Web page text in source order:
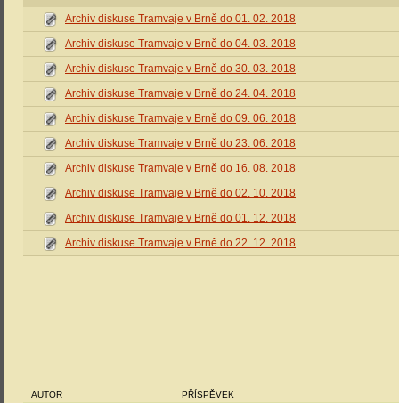
Archiv diskuse Tramvaje v Brně do 01. 02. 2018
Archiv diskuse Tramvaje v Brně do 04. 03. 2018
Archiv diskuse Tramvaje v Brně do 30. 03. 2018
Archiv diskuse Tramvaje v Brně do 24. 04. 2018
Archiv diskuse Tramvaje v Brně do 09. 06. 2018
Archiv diskuse Tramvaje v Brně do 23. 06. 2018
Archiv diskuse Tramvaje v Brně do 16. 08. 2018
Archiv diskuse Tramvaje v Brně do 02. 10. 2018
Archiv diskuse Tramvaje v Brně do 01. 12. 2018
Archiv diskuse Tramvaje v Brně do 22. 12. 2018
AUTOR PŘÍSPĚVEK